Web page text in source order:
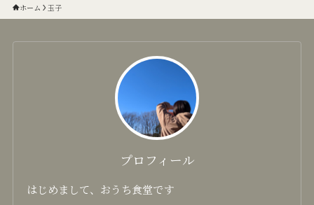
ホーム 玉子
プロフィール
はじめまして、おうち食堂です